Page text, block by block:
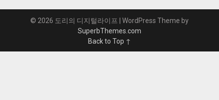
© 2026 도리의 디지털라이프
| WordPress Theme by
SuperbThemes.com
Back to Top ↑